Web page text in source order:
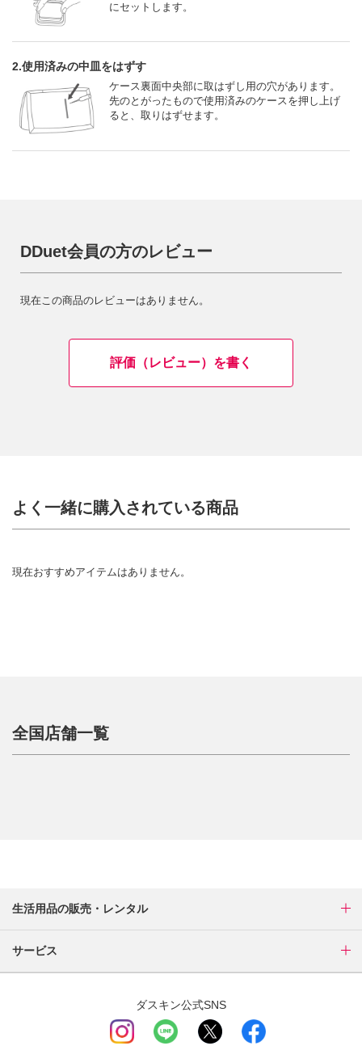
にセットします。
2.使用済みの中皿をはずす
ケース裏面中央部に取はずし用の穴があります。
先のとがったもので使用済みのケースを押し上げ
ると、取りはずせます。
DDuet会員の方のレビュー
現在この商品のレビューはありません。
評価（レビュー）を書く
よく一緒に購入されている商品
現在おすすめアイテムはありません。
全国店舗一覧
生活用品の販売・レンタル
サービス
ダスキン公式SNS